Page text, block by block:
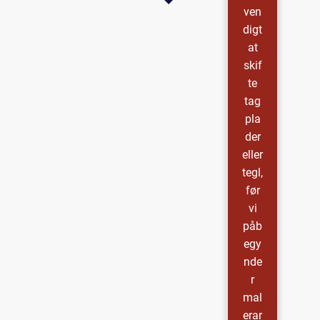
ven
digt
at
skif
te
tag
pla
der
eller
tegl,
før
vi
påb
egy
nde
r
mal
erar